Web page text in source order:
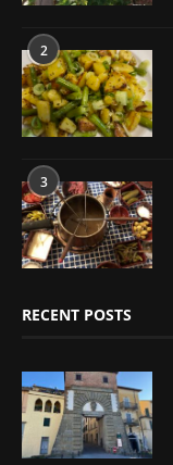
2
3
RECENT POSTS